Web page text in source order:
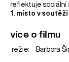
reflektuje sociální
1. místo v
více o filmu
režie: Barbora